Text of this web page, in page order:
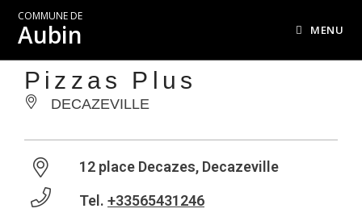
COMMUNE DE
Aubin MENU
Pizzas Plus
DECAZEVILLE
12 place Decazes, Decazeville
Tel. +33565431246